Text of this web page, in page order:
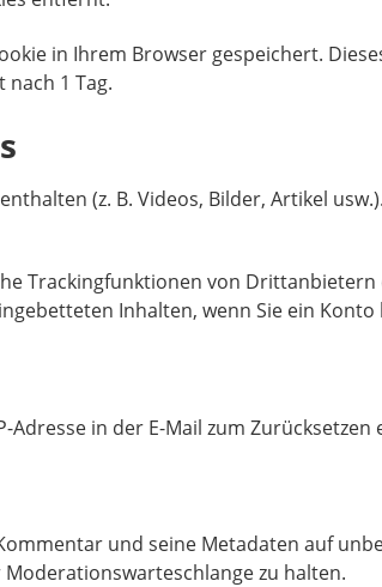
in Ihrem Browser gespeichert.
1 Tag.
(z. B. Videos, Bilder, Artikel
Trackingfunktionen von
Inhalten, wenn Sie ein
in der E-Mail zum Zurücksetzen
und seine Metadaten auf
zu halten.